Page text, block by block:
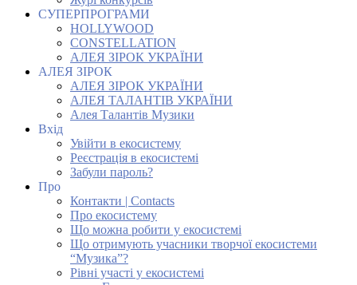
СУПЕРПРОГРАМИ
HOLLYWOOD
CONSTELLATION
АЛЕЯ ЗІРОК УКРАЇНИ
АЛЕЯ ЗІРОК
АЛЕЯ ЗІРОК УКРАЇНИ
АЛЕЯ ТАЛАНТІВ УКРАЇНИ
Алея Талантів Музики
Вхід
Увійти в екосистему
Реєстрація в екосистемі
Забули пароль?
Про
Контакти | Contacts
Про екосистему
Що можна робити у екосистемі
Що отримують учасники творчої екосистеми
“Музика”?
Рівні участі у екосистемі